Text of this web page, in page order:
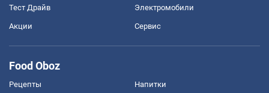
Тест Драйв Электромобили
Акции Сервис
Food Oboz
Рецепты Напитки